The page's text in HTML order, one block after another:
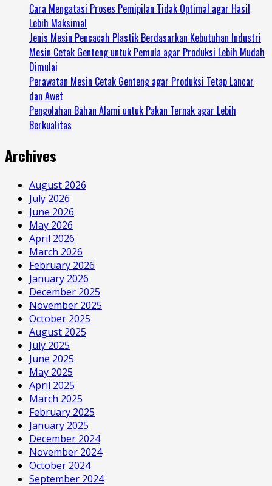
Cara Mengatasi Proses Pemipilan Tidak Optimal agar Hasil
Lebih Maksimal
Jenis Mesin Pencacah Plastik Berdasarkan Kebutuhan Industri
Mesin Cetak Genteng untuk Pemula agar Produksi Lebih Mudah
Dimulai
Perawatan Mesin Cetak Genteng agar Produksi Tetap Lancar
dan Awet
Pengolahan Bahan Alami untuk Pakan Ternak agar Lebih
Berkualitas
Archives
August 2026
July 2026
June 2026
May 2026
April 2026
March 2026
February 2026
January 2026
December 2025
November 2025
October 2025
August 2025
July 2025
June 2025
May 2025
April 2025
March 2025
February 2025
January 2025
December 2024
November 2024
October 2024
September 2024